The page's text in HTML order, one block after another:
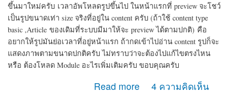
ขึ้นมาใหม่ครับ เวลาอัพโหลดรูปขึ้นไป ในหน้าแรกที่ preview จะโชว์
เป็นรูปขนาดเท่า size จริงที่อยู่ใน content ครับ (ถ้าใช้ content type
basic ,Article ของเดิมที่ระบบมีมาให้จะ preview ได้ตามปกติ) คือ
อยากให้รูปมันย่อเวลาที่อยู่หน้าแรก ถ้ากดเข้าไปอ่าน content รูปก็จะ
แสดงภาพตามขนาดปกติครับ ไม่ทราบว่าจะต้องไปแก้ไขตรงไหน
หรือ ต้องโหลด Module อะไรเพิ่มเติมครับ ขอบคุณครับ
Read more
about การ preview รูปครับ 4 ความคิดเห็น